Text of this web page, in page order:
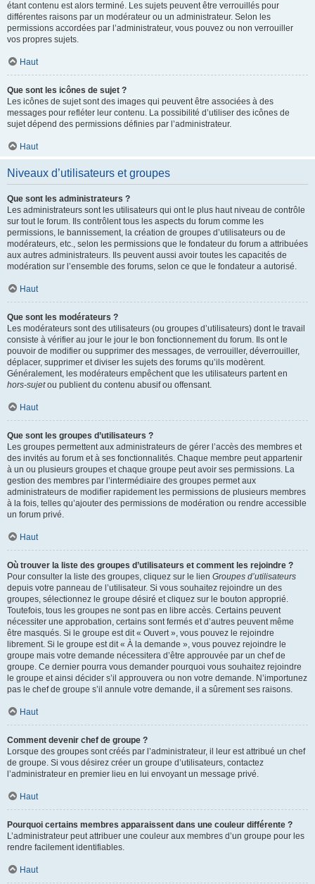
étant contenu est alors terminé. Les sujets peuvent être verrouillés pour
différentes raisons par un modérateur ou un administrateur. Selon les
permissions accordées par l’administrateur, vous pouvez ou non verrouiller
vos propres sujets.
Haut
Que sont les icônes de sujet ?
Les icônes de sujet sont des images qui peuvent être associées à des
messages pour refléter leur contenu. La possibilité d’utiliser des icônes de
sujet dépend des permissions définies par l’administrateur.
Haut
Niveaux d’utilisateurs et groupes
Que sont les administrateurs ?
Les administrateurs sont les utilisateurs qui ont le plus haut niveau de contrôle
sur tout le forum. Ils contrôlent tous les aspects du forum comme les
permissions, le bannissement, la création de groupes d’utilisateurs ou de
modérateurs, etc., selon les permissions que le fondateur du forum a attribuées
aux autres administrateurs. Ils peuvent aussi avoir toutes les capacités de
modération sur l’ensemble des forums, selon ce que le fondateur a autorisé.
Haut
Que sont les modérateurs ?
Les modérateurs sont des utilisateurs (ou groupes d’utilisateurs) dont le travail
consiste à vérifier au jour le jour le bon fonctionnement du forum. Ils ont le
pouvoir de modifier ou supprimer des messages, de verrouiller, déverrouiller,
déplacer, supprimer et diviser les sujets des forums qu’ils modèrent.
Généralement, les modérateurs empêchent que les utilisateurs partent en
hors-sujetou publient du contenu abusif ou offensant.
Haut
Que sont les groupes d’utilisateurs ?
Les groupes permettent aux administrateurs de gérer l’accès des membres et
des invités au forum et à ses fonctionnalités. Chaque membre peut appartenir
à un ou plusieurs groupes et chaque groupe peut avoir ses permissions. La
gestion des membres par l’intermédiaire des groupes permet aux
administrateurs de modifier rapidement les permissions de plusieurs membres
à la fois, telles qu’ajouter des permissions de modération ou rendre accessible
un forum privé.
Haut
Où trouver la liste des groupes d’utilisateurs et comment les rejoindre ?
Pour consulter la liste des groupes, cliquez sur le lien Groupes d’utilisateurs
depuis votre panneau de l’utilisateur. Si vous souhaitez rejoindre un des
groupes, sélectionnez le groupe désiré et cliquez sur le bouton approprié.
Toutefois, tous les groupes ne sont pas en libre accès. Certains peuvent
nécessiter une approbation, certains sont fermés et d’autres peuvent même
être masqués. Si le groupe est dit « Ouvert », vous pouvez le rejoindre
librement. Si le groupe est dit « À la demande », vous pouvez rejoindre le
groupe mais votre demande nécessitera d’être approuvée par un chef de
groupe. Ce dernier pourra vous demander pourquoi vous souhaitez rejoindre
le groupe et ainsi décider s’il approuvera ou non votre demande. N’importunez
pas le chef de groupe s’il annule votre demande, il a sûrement ses raisons.
Haut
Comment devenir chef de groupe ?
Lorsque des groupes sont créés par l’administrateur, il leur est attribué un chef
de groupe. Si vous désirez créer un groupe d’utilisateurs, contactez
l’administrateur en premier lieu en lui envoyant un message privé.
Haut
Pourquoi certains membres apparaissent dans une couleur différente ?
L’administrateur peut attribuer une couleur aux membres d’un groupe pour les
rendre facilement identifiables.
Haut